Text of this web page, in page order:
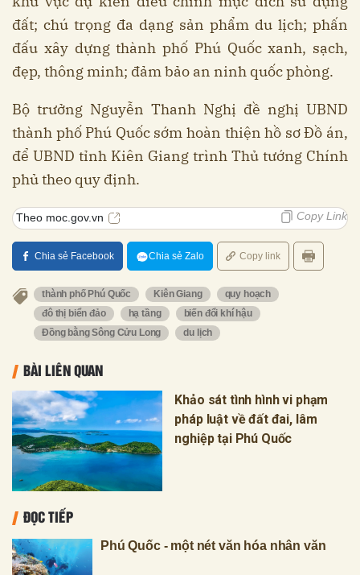
đất; chú trọng đa dạng sản phẩm du lịch; phấn
đấu xây dựng thành phố Phú Quốc xanh, sạch,
đẹp, thông minh; đảm bảo an ninh quốc phòng.
Bộ trưởng Nguyễn Thanh Nghị đề nghị UBND
thành phố Phú Quốc sớm hoàn thiện hồ sơ Đồ án,
để UBND tỉnh Kiên Giang trình Thủ tướng Chính
phủ theo quy định.
Theo moc.gov.vn Copy Link
Chia sẻ Facebook Chia sẻ Zalo Copy link
thành phố Phú Quốc Kiên Giang
quy hoạch
đô thị biển đảo
hạ tầng
biến đổi khí hậu
Đồng bằng Sông Cửu Long
du lịch
BÀI LIÊN QUAN
Khảo sát tình hình vi phạm
pháp luật về đất đai, lâm
nghiệp tại Phú Quốc
ĐỌC TIẾP
Phú Quốc - một nét văn hóa nhân văn